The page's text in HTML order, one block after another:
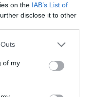
on the IAB’s List of
disclose it to other
of my
preferida de Google